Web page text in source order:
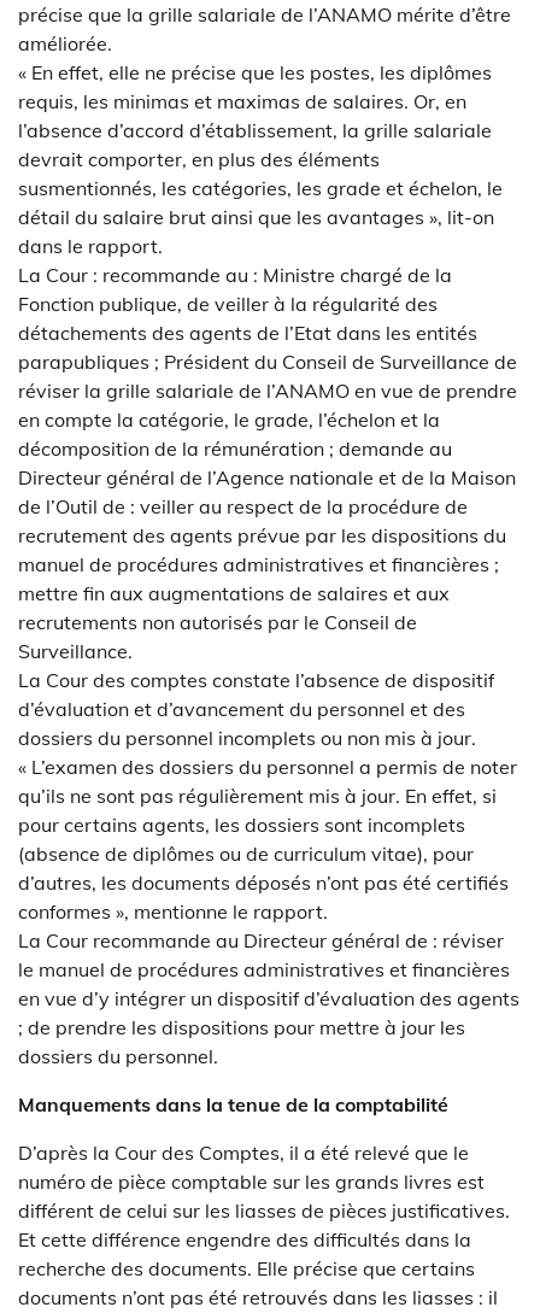
précise que la grille salariale de l’ANAMO mérite d’être
améliorée.
« En effet, elle ne précise que les postes, les diplômes
requis, les minimas et maximas de salaires. Or, en
l’absence d’accord d’établissement, la grille salariale
devrait comporter, en plus des éléments
susmentionnés, les catégories, les grade et échelon, le
détail du salaire brut ainsi que les avantages », lit-on
dans le rapport.
La Cour : recommande au : Ministre chargé de la
Fonction publique, de veiller à la régularité des
détachements des agents de l’Etat dans les entités
parapubliques ; Président du Conseil de Surveillance de
réviser la grille salariale de l’ANAMO en vue de prendre
en compte la catégorie, le grade, l’échelon et la
décomposition de la rémunération ; demande au
Directeur général de l’Agence nationale et de la Maison
de l’Outil de : veiller au respect de la procédure de
recrutement des agents prévue par les dispositions du
manuel de procédures administratives et financières ;
mettre fin aux augmentations de salaires et aux
recrutements non autorisés par le Conseil de
Surveillance.
La Cour des comptes constate l’absence de dispositif
d’évaluation et d’avancement du personnel et des
dossiers du personnel incomplets ou non mis à jour.
« L’examen des dossiers du personnel a permis de noter
qu’ils ne sont pas régulièrement mis à jour. En effet, si
pour certains agents, les dossiers sont incomplets
(absence de diplômes ou de curriculum vitae), pour
d’autres, les documents déposés n’ont pas été certifiés
conformes », mentionne le rapport.
La Cour recommande au Directeur général de : réviser
le manuel de procédures administratives et financières
en vue d’y intégrer un dispositif d’évaluation des agents
; de prendre les dispositions pour mettre à jour les
dossiers du personnel.
Manquements dans la tenue de la comptabilité
D’après la Cour des Comptes, il a été relevé que le
numéro de pièce comptable sur les grands livres est
différent de celui sur les liasses de pièces justificatives.
Et cette différence engendre des difficultés dans la
recherche des documents. Elle précise que certains
documents n’ont pas été retrouvés dans les liasses : il